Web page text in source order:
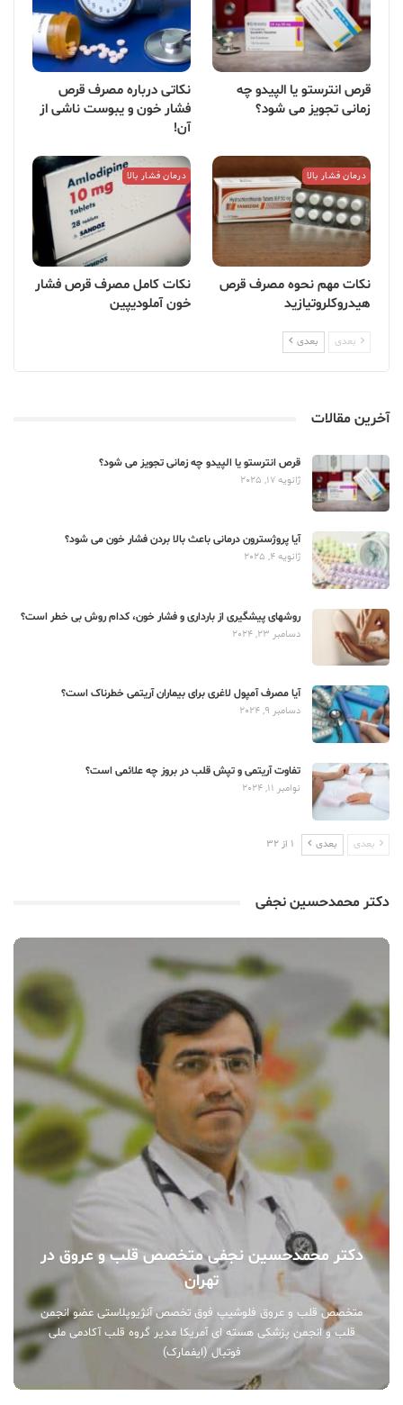
قرص انترستو یا الپیدو چه
زمانی تجویز می شود؟
نکاتی درباره مصرف قرص
فشار خون و یبوست ناشی از
آن!
درمان فشار بالا
نکات مهم نحوه مصرف قرص
هیدروکلروتیازید
درمان فشار بالا
نکات کامل مصرف قرص فشار
خون آملودیپین
بعدی بعدی
آخرین مقالات
قرص انترستو یا الپیدو چه زمانی تجویز می شود؟
ژانویه 17, 2025
آیا پروژسترون درمانی باعث بالا بردن فشار خون می شود؟
ژانویه 4, 2025
روشهای پیشگیری از بارداری و فشار خون، کدام روش بی خطر است؟
دسامبر 23, 2024
آیا مصرف آمپول لاغری برای بیماران آریتمی خطرناک است؟
دسامبر 9, 2024
تفاوت آریتمی و تپش قلب در بروز چه علائمی است؟
نوامبر 11, 2024
بعدی بعدی 1 از 32
دکتر محمدحسین نجفی
دکتر محمدحسین نجفی متخصص قلب و عروق در
تهران
متخصص قلب و عروق فلوشیپ فوق تخصص آنژیوپلاستی عضو انجمن
قلب و انجمن پزشکی هسته ای آمریکا مدیر گروه قلب آکادمی ملی
فوتبال (ایفمارک)